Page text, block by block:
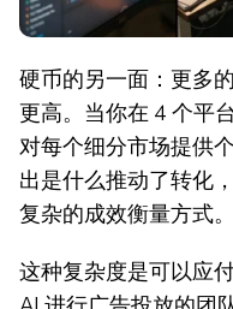
硬币的另一面：更多
更高。当你在 4 个平
对每个细分市场提供
出是什么推动了转化
复杂的成效衡量方式。
这种复杂度是可以应